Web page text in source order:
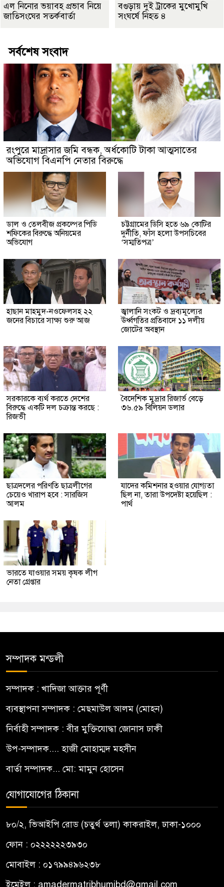
এল নিনোর ভয়াবহ প্রভাব নিয়ে
জাতিসংঘের সতর্কবার্তা
বগুড়ায় দুই ট্রাকের মুখোমুখি
সংঘর্ষে নিহত ৪
সর্বশেষ সংবাদ
রংপুরে মাদ্রাসার জমি বন্ধক, অর্ধকোটি টাকা আত্মসাতের
অভিযোগ বিএনপি নেতার বিরুদ্ধে
ডাল ও তেলবীজ প্রকল্পের পিডি
শফিকের বিরুদ্ধে অনিয়মের
অভিযোগ
চট্টগ্রামের ডিসি হতে ৬৯ কোটির
দুর্নীতি, ফাঁস হলো উপসচিবের
‘সম্মতিপত্র’
হাছান মাহমুদ-নওফেলসহ ২২
জনের বিচারে সাক্ষ্য শুরু আজ
জ্বালানি সংকট ও দ্রব্যমূল্যের
ঊর্ধ্বগতির প্রতিবাদে ১১ দলীয়
জোটের অবস্থান
সরকারকে ব্যর্থ করতে দেশের
বিরুদ্ধে একটি দল চক্রান্ত করছে :
রিজভী
বৈদেশিক মুদ্রার রিজার্ভ বেড়ে
৩৬.৫৯ বিলিয়ন ডলার
ছাত্রদলের পরিণতি ছাত্রলীগের
চেয়েও খারাপ হবে : সারজিস
আলম
যাদের কমিশনার হওয়ার যোগ্যতা
ছিল না, তারা উপদেষ্টা হয়েছিল :
পার্থ
ভারতে যাওয়ার সময় কৃষক লীগ
নেতা গ্রেপ্তার
সম্পাদক মন্ডলী
সম্পাদক : খাদিজা আক্তার পূর্ণী
ব্যবস্থাপনা সম্পাদক : মেছমাউল আলম (মোহন)
নির্বাহী সম্পাদক : বীর মুক্তিযোদ্ধা জোনাস ঢাকী
উপ-সম্পাদক.... হাজী মোহাম্মদ মহসীন
বার্তা সম্পাদক... মো: মামুন হোসেন
যোগাযোগের ঠিকানা
৮০/২, ভিআইপি রোড (চতুর্থ তলা) কাকরাইল, ঢাকা-১০০০
ফোন : ০২২২২২২৩৯৩০
মোবাইল : ০১৭৯৯৪৯৬২৩৮
ইমেইল : amadermatribhumibd@gmail.com